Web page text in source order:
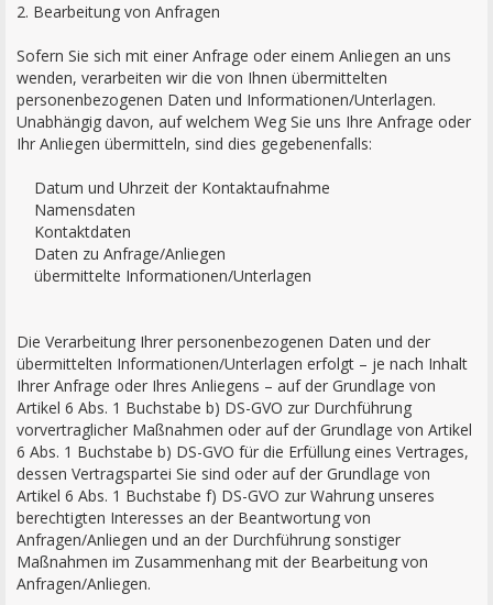
2. Bearbeitung von Anfragen
Sofern Sie sich mit einer Anfrage oder einem Anliegen an uns
wenden, verarbeiten wir die von Ihnen übermittelten
personenbezogenen Daten und Informationen/Unterlagen.
Unabhängig davon, auf welchem Weg Sie uns Ihre Anfrage oder
Ihr Anliegen übermitteln, sind dies gegebenenfalls:
Datum und Uhrzeit der Kontaktaufnahme
Namensdaten
Kontaktdaten
Daten zu Anfrage/Anliegen
übermittelte Informationen/Unterlagen
Die Verarbeitung Ihrer personenbezogenen Daten und der
übermittelten Informationen/Unterlagen erfolgt – je nach Inhalt
Ihrer Anfrage oder Ihres Anliegens – auf der Grundlage von
Artikel 6 Abs. 1 Buchstabe b) DS-GVO zur Durchführung
vorvertraglicher Maßnahmen oder auf der Grundlage von Artikel
6 Abs. 1 Buchstabe b) DS-GVO für die Erfüllung eines Vertrages,
dessen Vertragspartei Sie sind oder auf der Grundlage von
Artikel 6 Abs. 1 Buchstabe f) DS-GVO zur Wahrung unseres
berechtigten Interesses an der Beantwortung von
Anfragen/Anliegen und an der Durchführung sonstiger
Maßnahmen im Zusammenhang mit der Bearbeitung von
Anfragen/Anliegen.